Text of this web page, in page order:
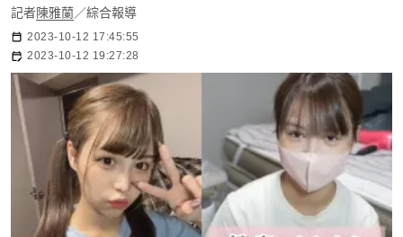
記者陳雅蘭／綜合報導
2023-10-12 17:45:55
2023-10-12 19:27:28